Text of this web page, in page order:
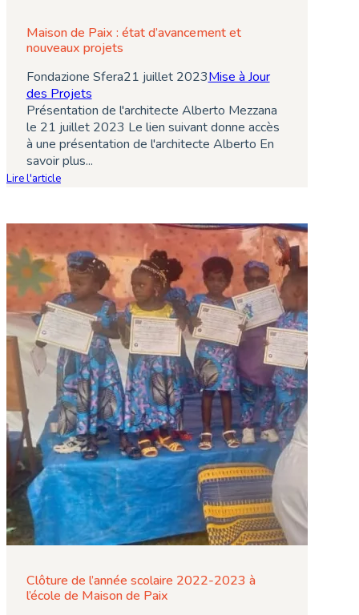
Maison de Paix : état d’avancement et
nouveaux projets
Fondazione Sfera21 juillet 2023Mise à Jour
des Projets
Présentation de l'architecte Alberto Mezzana
le 21 juillet 2023 Le lien suivant donne accès
à une présentation de l'architecte Alberto En
savoir plus...
Lire l'article
Clôture de l’année scolaire 2022-2023 à
l’école de Maison de Paix